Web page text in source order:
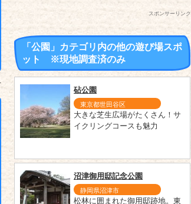
スポンサーリンク
「公園」カテゴリ内の他の遊び場スポ
ット ※現地調査済のみ
砧公園
東京都世田谷区
大きな芝生広場がたくさん！サ
イクリングコースも魅力
沼津御用邸記念公園
静岡県沼津市
松林に囲まれた御用邸跡地。東